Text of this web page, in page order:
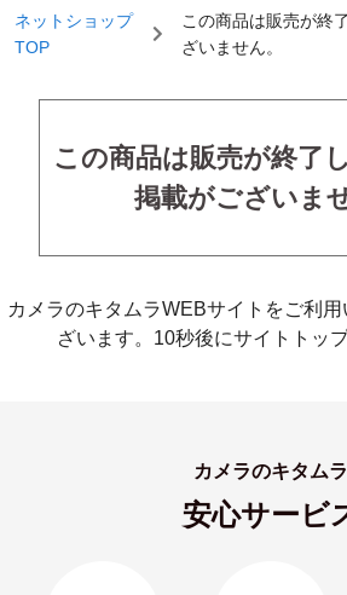
ネットショップ
TOP
この商品は販売が終
ざいません。
この商品は販売が終了
掲載がございま
カメラのキタムラWEBサイトをご利
ざいます。10秒後にサイトトッ
カメラのキタムラ
安心サービ